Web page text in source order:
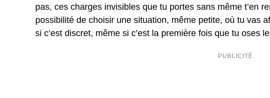
pas, ces charges invisibles que tu portes sans même t’en
possibilité de choisir une situation, même petite, où tu vas
si c’est discret, même si c’est la première fois que tu oses